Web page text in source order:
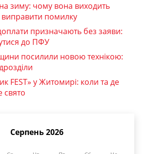
зиму: чому вона виходить
виправити помилку
призначають без заяви:
до ПФУ
посилили новою технікою:
FEST» у Житомирі: коли та де
свято
Серпень 2026